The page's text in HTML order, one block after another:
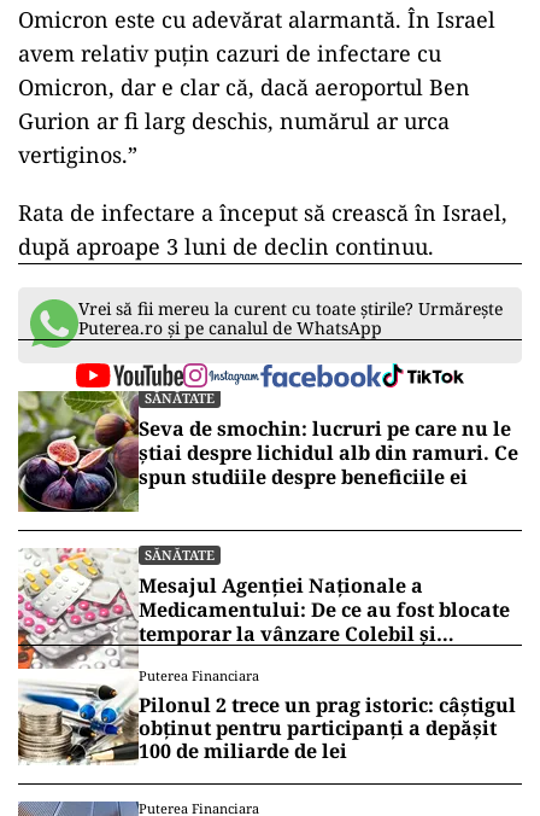
Omicron este cu adevărat alarmantă. În Israel
avem relativ puțin cazuri de infectare cu
Omicron, dar e clar că, dacă aeroportul Ben
Gurion ar fi larg deschis, numărul ar urca
vertiginos.”
Rata de infectare a început să crească în Israel,
după aproape 3 luni de declin continuu.
Vrei să fii mereu la curent cu toate știrile? Urmărește
Puterea.ro și pe canalul de WhatsApp
SĂNĂTATE
Seva de smochin: lucruri pe care nu le
știai despre lichidul alb din ramuri. Ce
spun studiile despre beneficiile ei
SĂNĂTATE
Mesajul Agenției Naționale a
Medicamentului: De ce au fost blocate
temporar la vânzare Colebil și
Puterea Financiara
Pilonul 2 trece un prag istoric: câștigul
obținut pentru participanți a depășit
100 de miliarde de lei
Puterea Financiara